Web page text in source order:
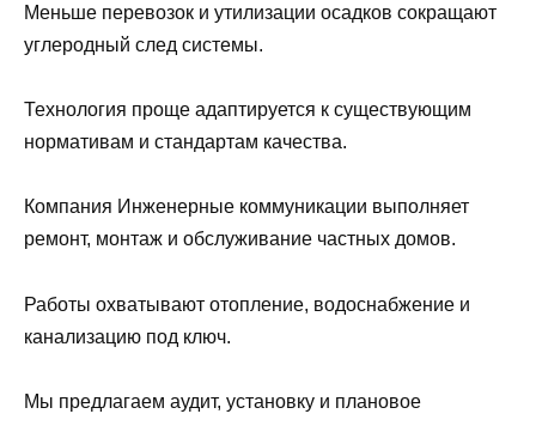
Меньше перевозок и утилизации осадков сокращают
углеродный след системы.
Технология проще адаптируется к существующим
нормативам и стандартам качества.
Компания Инженерные коммуникации выполняет
ремонт, монтаж и обслуживание частных домов.
Работы охватывают отопление, водоснабжение и
канализацию под ключ.
Мы предлагаем аудит, установку и плановое